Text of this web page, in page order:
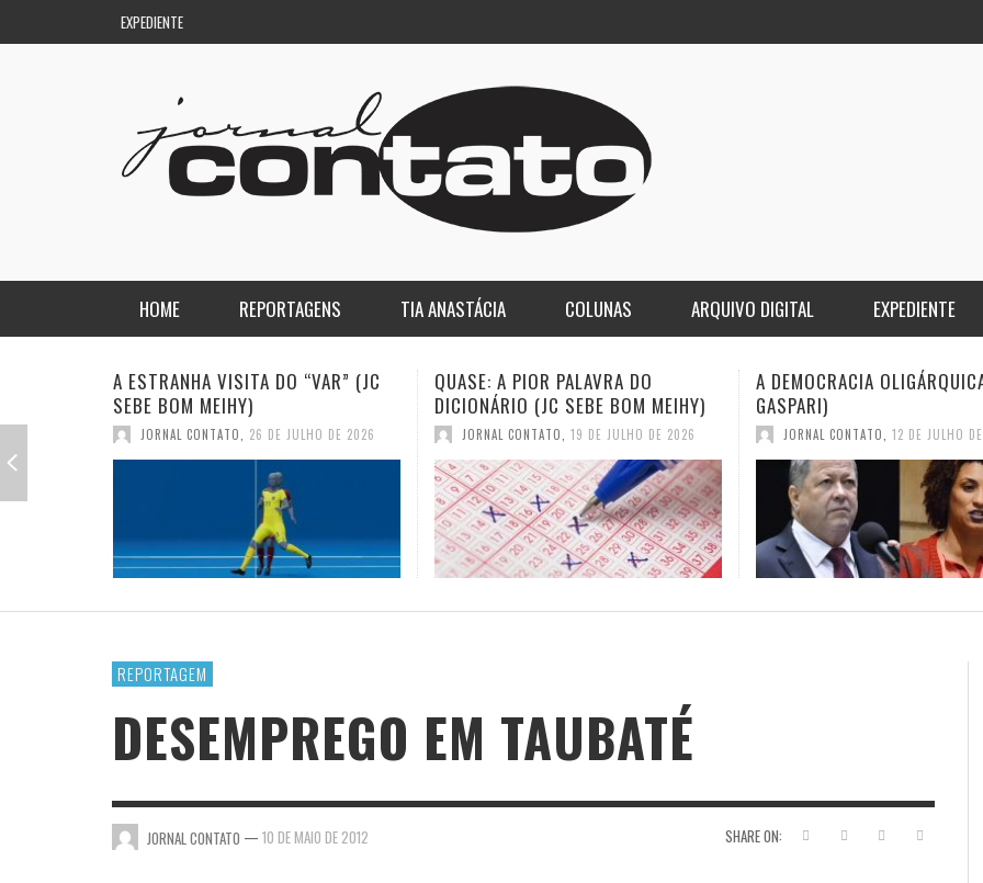
EXPEDIENTE
HOME REPORTAGENS
REGIONAL
A MELHOR PALAVRA DO
DICIONÁRIO (JC SEBE BOM MEIHY)
A ESTRANHA VISITA DO
SEBE BOM MEIHY)
TIA ANASTÁCIA COLUNAS
DE PASSAGEM
JOSÉ NÊUMANNE PINTO
LAZER E CULTURA
VENTILADOR
A MORTE DA ESPERANÇA NOS EUA
(ANDREW FISHMAN*, PRESIDENTE E
COFUNDADOR DO INTERCEPT
BRASIL)
ESCOLA NÃO É
BOM MEIHY)
2023
ARQUIVO DIGITAL EXPEDIENTE
DO “VAR” (JC
26 DE JULHO DE 2026
QUASE: A PIOR PALAVRA DO
DICIONÁRIO (JC SEBE BOM MEIHY)
JORNAL CONTATO, 19 DE JULHO DE 2026
A DEMOCRACIA OLIGÁRQUICA (ELIO
GASPARI)
JORNAL CONTATO, 12 DE JULHO DE 2026
O LUTO DA
2030 (JC
JORNAL
REPORTAGEM
DESEMPREGO EM TAUBATÉ
SHARE ON:
JORNAL CONTATO — 10 DE MAIO DE 2012